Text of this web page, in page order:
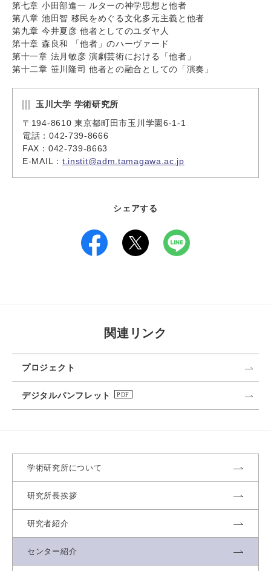
第七章 小田部進一 ルターの神学思想と他者
第八章 池田智 移民をめぐる文化多元主義と他者
第九章 今井夏彦 他者としてのユダヤ人
第十章 森良和 「他者」のハーヴァード
第十一章 法月敏彦 演劇芸術における「他者」
第十二章 笹川隆司 他者との融合としての「演奏」
玉川大学 学術研究所
〒194-8610 東京都町田市玉川学園6-1-1
電話：042-739-8666
FAX：042-739-8663
E-MAIL： t.instit@adm.tamagawa.ac.jp
シェアする
関連リンク
プロジェクト
デジタルパンフレット
学術研究所について
研究所長挨拶
研究者紹介
センター紹介